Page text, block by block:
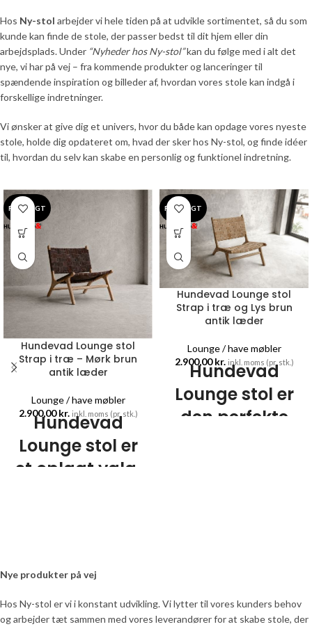
Hos Ny-stol arbejder vi hele tiden på at udvikle sortimentet, så du som
kunde kan finde de stole, der passer bedst til dit hjem eller din
arbejdsplads. Under “Nyheder hos Ny-stol”kan du følge med i alt det
nye, vi har på vej – fra kommende produkter og lanceringer til
spændende inspiration og billeder af, hvordan vores stole kan indgå i
forskellige indretninger.
Vi ønsker at give dig et univers, hvor du både kan opdage vores nyeste
stole, holde dig opdateret om, hvad der sker hos Ny-stol, og finde idéer
til, hvordan du selv kan skabe en personlig og funktionel indretning.
FRI FRAGT
Hundevad Lounge stol
Strap i træ – Mørk brun
antik læder
Lounge / have møbler
2.900,00kr. inkl. moms (pr. stk.)
Hundevad
Lounge stol er
et oplagt valg,
ekstra
indbydende
FRI FRAGT
Hundevad Lounge stol
Strap i træ og Lys brun
antik læder
Lounge / have møbler
2.900,00kr. inkl. moms (pr. stk.)
Hundevad
Lounge stol er
den perfekte
varmt udtryk. Betrækket er i lys
brun antik læder, som både ser
Nye produkter på vej
Hos Ny-stol er vi i konstant udvikling. Vi lytter til vores kunders behov
og arbejder tæt sammen med vores leverandører for at skabe stole, der